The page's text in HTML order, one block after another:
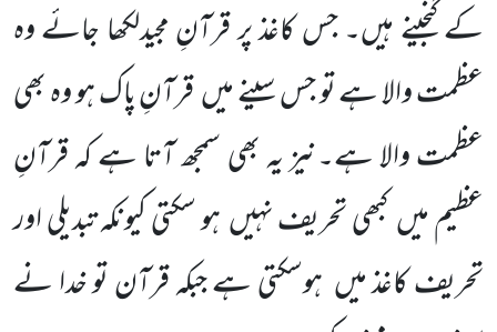
کے گنجینے ہیں۔ جس کاغذ پر قرآنِ مجیدلکھا جائے وہ
عظمت والا ہے تو جس سینے میں قرآنِ پاک ہو وہ بھی
عظمت والا ہے۔نیز یہ بھی سمجھ آتا ہے کہ قرآنِ
عظیم میں کبھی تحریف نہیں ہو سکتی کیونکہ تبدیلی اور
تحریف کاغذ میں ہوسکتی ہے جبکہ قرآن تو خدا نے